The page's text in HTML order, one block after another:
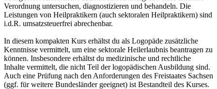
Verordnung untersuchen, diagnostizieren und behandeln. Die
Leistungen von Heilpraktikern (auch sektoralen Heilpraktikern) sind
i.d.R. umsatzsteuerfrei abrechenbar.
In diesem kompakten Kurs erhältst du als Logopäde zusätzliche
Kenntnisse vermittelt, um eine sektorale Heilerlaubnis beantragen zu
können. Insbesondere erhältst du medizinische und rechtliche
Inhalte vermittelt, die nicht Teil der logopädischen Ausbildung sind.
Auch eine Prüfung nach den Anforderungen des Freistaates Sachsen
(ggf. für weitere Bundesländer geeignet) ist Bestandteil des Kurses.